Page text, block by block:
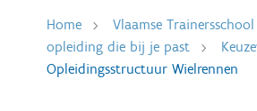
Home Vlaamse Trainersschool
opleiding die bij je past
Opleidingsstructuur Wielrennen